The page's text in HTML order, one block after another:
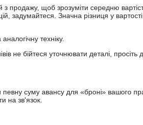
продажу, щоб зрозуміти середню
задумайтеся. Значна різниця у
техніку.
не бійтеся уточнювати деталі, просіть
суму авансу для «броні» вашого
на зв'язок.